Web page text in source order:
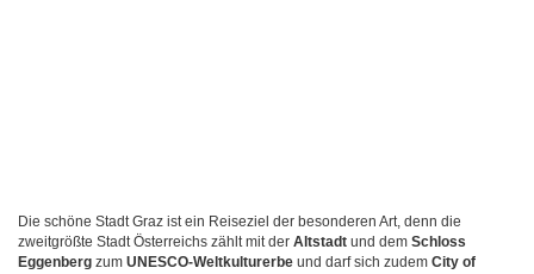
Die schöne Stadt Graz ist ein Reiseziel der besonderen Art, denn die
zweitgrößte Stadt Österreichs zählt mit der Altstadt und dem Schloss
Eggenberg zum UNESCO-Weltkulturerbe und darf sich zudem City of